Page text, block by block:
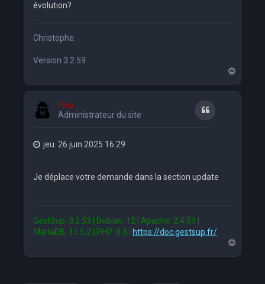
évolution?
Christophe.
Version 3.2.59
a
Flox
Administrateur du site
Citation
jeu. 26 juin 2025 16:29
Je déplace votre demande dans la section update
GestSup: 3.2.53 | Debian: 12 | Apache: 2.4.59 |
MariaDB: 11.5.2 | PHP: 8.3 |
https://doc.gestsup.fr/
a